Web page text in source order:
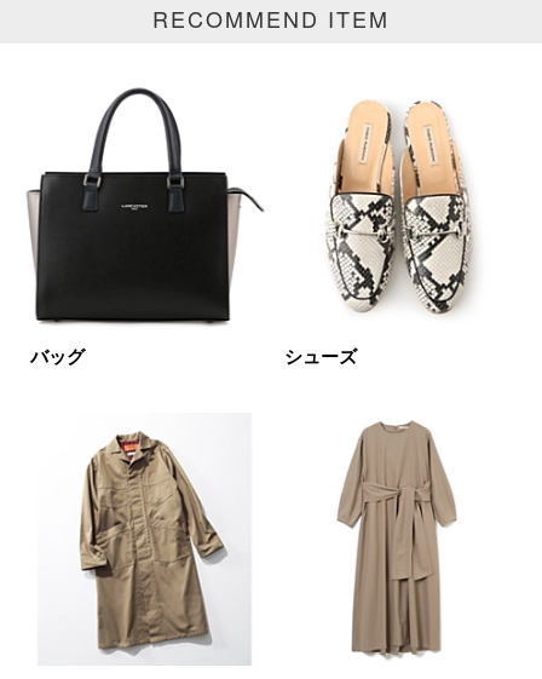
新着
再入荷 ラスト1
在庫あり
カラー
イエロー ピンク
パープル ブルー
ゴールド マルチ
RECOMMEND ITEM
バッグ シューズ